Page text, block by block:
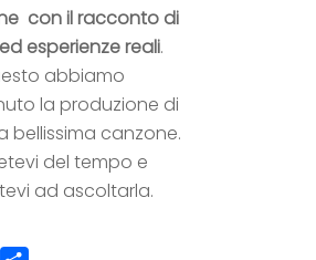
con il racconto di
esperienze reali.
abbiamo
la produzione di
bellissima canzone.
del tempo e
ad ascoltarla.